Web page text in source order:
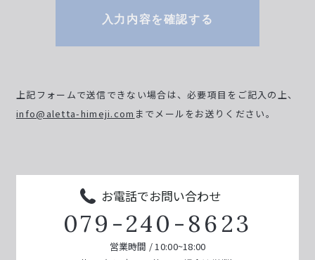
入力内容を確認する
上記フォームで送信できない場合は、必要項目をご記入の上、
info@aletta-himeji.com までメールをお送りください。
お電話でお問い合わせ
079-240-8623
営業時間 / 10:00~18:00